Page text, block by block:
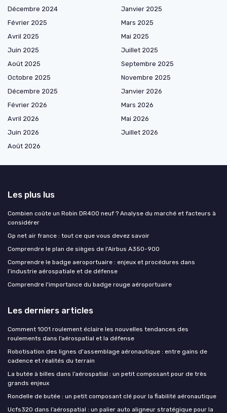
Décembre 2024
Janvier 2025
Février 2025
Mars 2025
Avril 2025
Mai 2025
Juin 2025
Juillet 2025
Août 2025
Septembre 2025
Octobre 2025
Novembre 2025
Décembre 2025
Janvier 2026
Février 2026
Mars 2026
Avril 2026
Mai 2026
Juin 2026
Juillet 2026
Août 2026
Les plus lus
Combien coûte un Robin DR400 neuf ? Analyse du marché et facteurs à
considérer
Gp net air france : tout ce que vous devez savoir
Comprendre le plan de sièges de l'Airbus A350-900
Comprendre le badge aeroportuaire : enjeux et procédures dans
l’industrie aérospatiale et de défense
Comprendre l'importance du badge rouge aéroportuaire
Les derniers articles
Comment 1001 roulement éclaire les nouvelles tendances des
roulements dans l’aérospatial et la défense
Robotisation des lignes d'assemblage aéronautique : entre gains de
cadence et réalités du terrain
La butée à billes dans l’aérospatial : un petit composant pour de très
grands enjeux
Rondelle de butée : un petit composant clé pour la fiabilité aéronautique
Ucfs320 dans l’aérospatial : un palier auto aligneur stratégique pour la